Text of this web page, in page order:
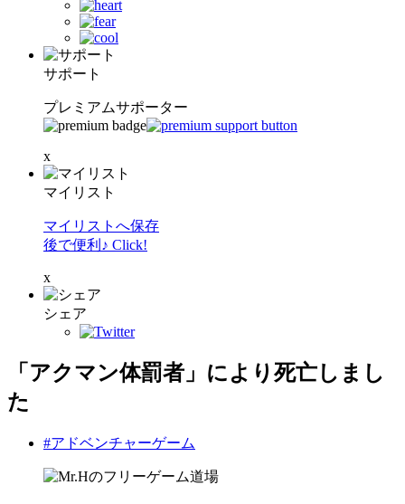
サポート
プレミアムサポーター
x
マイリスト
マイリストへ保存
後で便利♪ Click!
x
シェア
「アクマン体罰者」により死亡しまし
た
#アドベンチャーゲーム